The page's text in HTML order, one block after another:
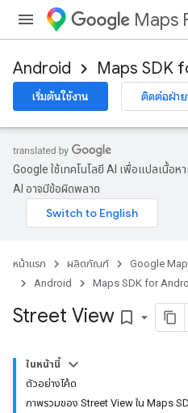
Maps
Android Maps SDK
เริ่มต้นใช้งาน ติดต่อฝ่าย
Google ใช้เทคโนโลยี AI เพื่อแปลเนื้อ
AI อาจมีข้อผิดพลาด
หน้าแรก ผลิตภัณฑ์ Google
Android
Maps SDK for
Street View bookmark_border
ในหน้านี้
ตัวอย่างโค้ด
ภาพรวมของ Street View ใน Maps